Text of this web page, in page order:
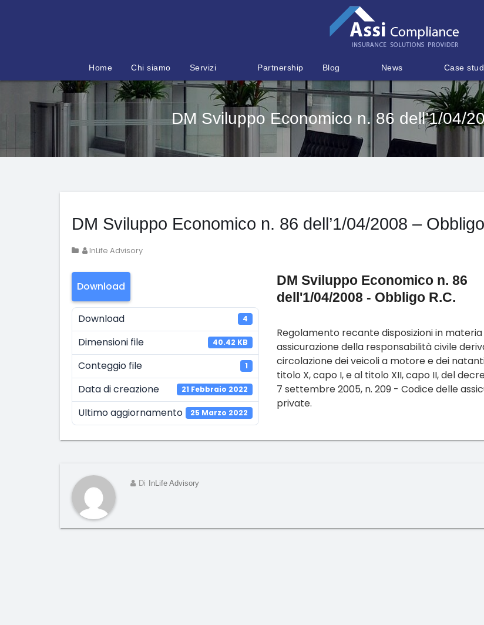
Home Chi siamo Servizi Partnership Blog News Case
DM Sviluppo Economico n. 86 dell’1/04/
DM Sviluppo Economico n. 86 dell’1/04/2008 –
InLife Advisory
Download
Download 4
Dimensioni file 40.42 KB
Conteggio file 1
Data di creazione 21 Febbraio 2022
Ultimo aggiornamento 25 Marzo 2022
DM Sviluppo Economico n. 86
dell'1/04/2008 - Obbligo R.C.
Regolamento recante disposizioni in
assicurazione della responsabilità civile
circolazione dei veicoli a motore e dei
titolo X, capo I, e al titolo XII, capo II, del
7 settembre 2005, n. 209 - Codice delle
private.
Di InLife Advisory